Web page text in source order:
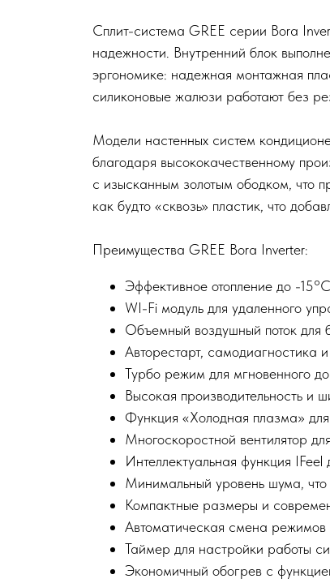
Сплит-система GREE серии Bora
надежности. Внутренний блок
эргономике: надежная монтажная
силиконовые жалюзи работают без
Модели настенных систем
благодаря высококачественному
с изысканным золотым ободком, что
как будто «сквозь» пластик, что
Преимущества GREE Bora Inverter:
Эффективное отопление до -15°C.
WI-Fi модуль для удаленного
Объемный воздушный поток для
Авторестарт, самодиагностика
Турбо режим для мгновенного
Высокая производительность и
Функция «Холодная плазма»
Многоскоростной вентилятор
Интеллектуальная функция
Минимальный уровень шума, что
Компактные размеры и
Автоматическая смена режимов
Таймер для настройки работы
Экономичный обогрев с